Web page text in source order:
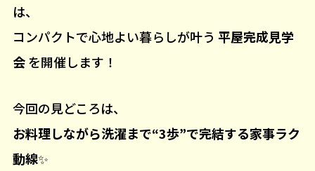
は、
コンパクトで心地よい暮らしが叶う 平屋完成見学
会を開催します！
今回の見どころは、
お料理しながら洗濯まで“3歩”で完結する家事ラク
動線✨